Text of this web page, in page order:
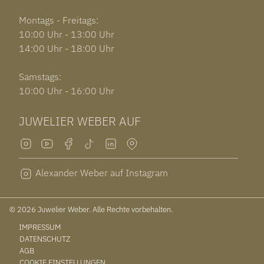
Montags - Freitags:
10:00 Uhr - 13:00 Uhr
14:00 Uhr - 18:00 Uhr
Samstags:
10:00 Uhr - 16:00 Uhr
JUWELIER WEBER AUF
Alexander Weber auf Instagram
© 2026 Juwelier Weber. Alle Rechte vorbehalten.
IMPRESSUM
DATENSCHUTZ
AGB